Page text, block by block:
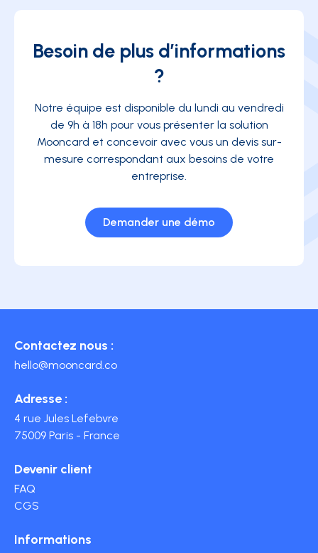
Besoin de plus d’informations
?
Notre équipe est disponible du lundi au vendredi
de 9h à 18h pour vous présenter la solution
Mooncard et concevoir avec vous un devis sur-
mesure correspondant aux besoins de votre
entreprise.
Demander une démo
Contactez nous :
hello@mooncard.co
Adresse :
4 rue Jules Lefebvre
75009 Paris - France
Devenir client
FAQ
CGS
Informations